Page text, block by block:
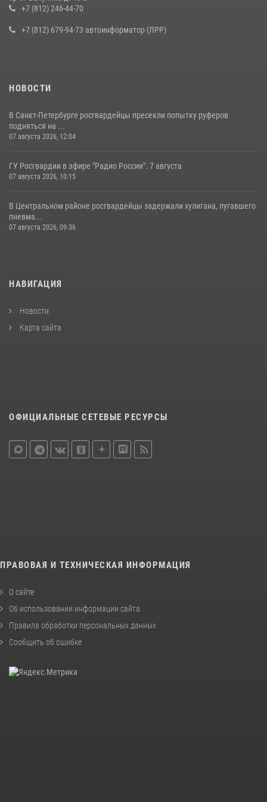
воспитанниками детского клуба «Умные каникулы»
+7 (812) 246-44-70
+7 (812) 679-94-73 автоинформатор (ЛРР)
НОВОСТИ
В Санкт-Петербурге росгвардейцы пресекли попытку руферов
подняться на ...
07 августа 2026, 12:04
ГУ Росгвардии в эфире "Радио России". 7 августа
07 августа 2026, 10:15
В Центральном районе росгвардейцы задержали хулигана, пугавшего
пневма...
07 августа 2026, 09:36
НАВИГАЦИЯ
Новости
Карта сайта
ОФИЦИАЛЬНЫЕ СЕТЕВЫЕ РЕСУРСЫ
ПРАВОВАЯ И ТЕХНИЧЕСКАЯ ИНФОРМАЦИЯ
О сайте
Об использовании информации сайта
Правила обработки персональных данных
Сообщить об ошибке